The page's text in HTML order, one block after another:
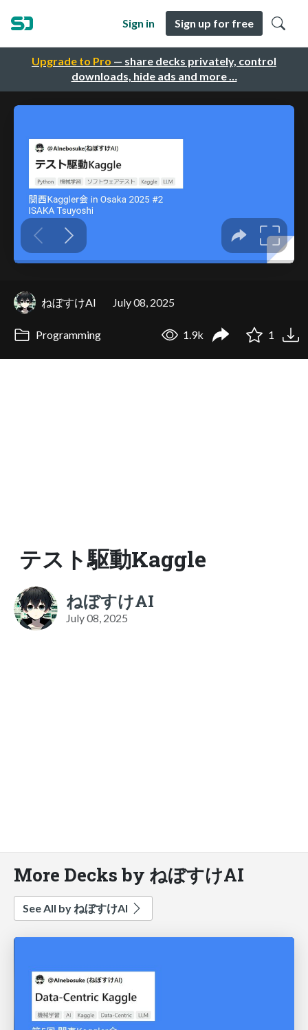
Upgrade to Pro — share decks privately, control
downloads, hide ads and more …
Sign in Sign up for free
ねぼすけAI July 08, 2025
Programming 1.9k 1
テスト駆動Kaggle
ねぼすけAI
July 08, 2025
More Decks by ねぼすけAI
See All by ねぼすけAI